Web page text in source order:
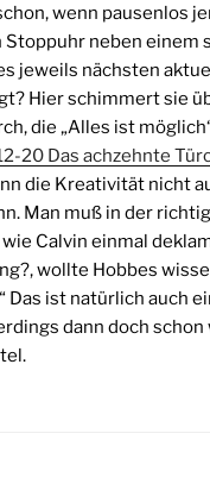
wenn pausenlos
neben einem
jeweils nächsten
Hier schimmert sie
die „Alles ist
20 Das achzehnte
die Kreativität nicht
Man muß in der
Calvin einmal
wollte Hobbes
Das ist natürlich auch
dann doch schon